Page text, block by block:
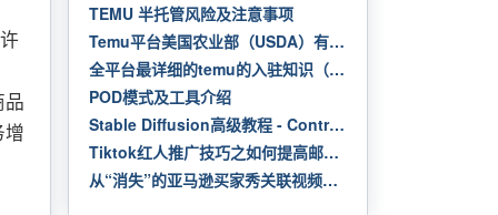
品
增
TEMU 半托管风险及注意事项
Temu平台美国农业部（USDA）有机认证合规解读
全平台最详细的temu的入驻知识（全托管和半托管的对比，以及风险项，罚款类型汇总）
POD模式及工具介绍
Stable Diffusion高级教程 - Controlnet
Tiktok红人推广技巧之如何提高邮件回复率
从“消失”的亚马逊买家秀关联视频，剖析视频在链接中的极其重要性！